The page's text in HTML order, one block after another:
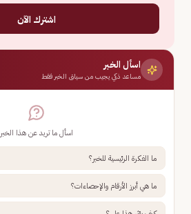
اشترك الآن
اسأل الخبر
مساعد ذكي يجيب من سياق الخبر فقط
اسأل ما تريد عن هذا الخبر
ما الفكرة الرئيسية للخبر؟
ما هي أبرز الأرقام والإحصاءات؟